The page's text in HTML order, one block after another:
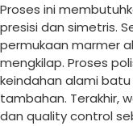
Proses ini
presisi dan simetris.
permukaan marmer
mengkilap. Proses
keindahan alami
tambahan. Terakhir,
dan quality control